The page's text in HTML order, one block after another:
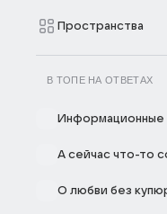
Пространства
В ТОПЕ НА ОТВЕТАХ
Информационные
А сейчас что-то
О любви без